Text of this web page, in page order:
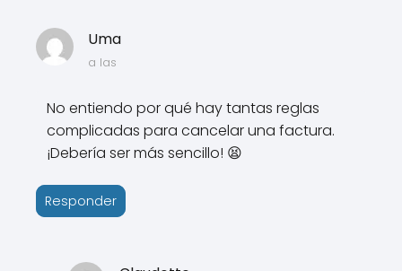
Uma
a las
No entiendo por qué hay tantas reglas
complicadas para cancelar una factura.
¡Debería ser más sencillo! 😫
Responder